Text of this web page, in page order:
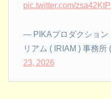
pic.twitter.com/
— PIKAプロダクション
リアム ( IRIAM ) 事務
23, 2026